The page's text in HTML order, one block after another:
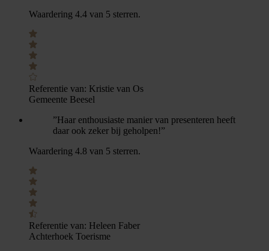
Waardering 4.4 van 5 sterren.
Referentie van: Kristie van Os
Gemeente Beesel
”Haar enthousiaste manier van presenteren heeft
daar ook zeker bij geholpen!”
Waardering 4.8 van 5 sterren.
Referentie van: Heleen Faber
Achterhoek Toerisme